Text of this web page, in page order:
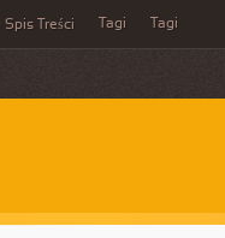
Spis Treści Tagi Tagi